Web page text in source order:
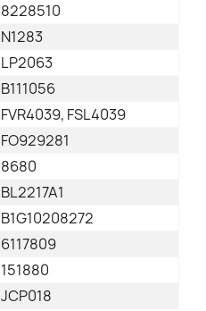
8228510
N1283
LP2063
B111056
FVR4039, FSL4039
FO929281
8680
BL2217A1
B1G10208272
6117809
151880
JCP018